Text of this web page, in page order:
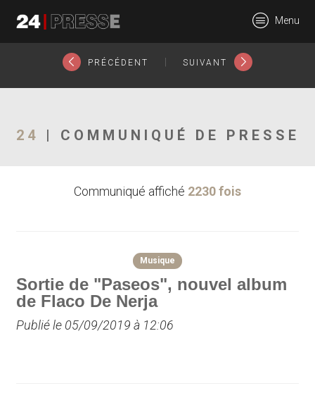
24Presse -
Communiqués de
Menu
PRÉCÉDENT SUIVANT
24 | COMMUNIQUÉ DE PRESSE
Communiqué affiché 2230 fois
Musique
Sortie de "Paseos", nouvel album
de Flaco De Nerja
Publié le 05/09/2019 à 12:06